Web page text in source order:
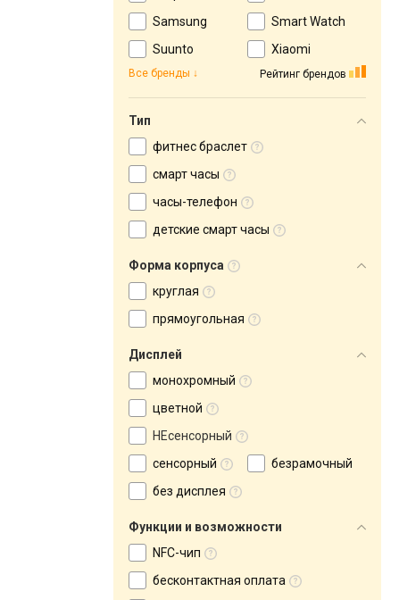
Samsung
Smart Watch
Suunto
Xiaomi
Рейтинг брендов
Все бренды
Тип
фитнес браслет
смарт часы
часы-телефон
детские смарт часы
Форма корпуса
круглая
прямоугольная
Дисплей
монохромный
цветной
НЕсенсорный
сенсорный
безрамочный
без дисплея
Функции и возможности
NFC-чип
бесконтактная оплата